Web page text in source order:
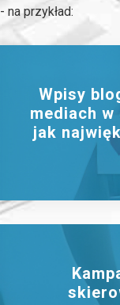
- na przykład:
Wpisy
mediach
jak